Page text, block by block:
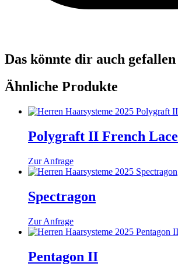
Das könnte dir auch gefallen
Ähnliche Produkte
Polygraft II French Lace
Zur Anfrage
Spectragon
Zur Anfrage
Pentagon II